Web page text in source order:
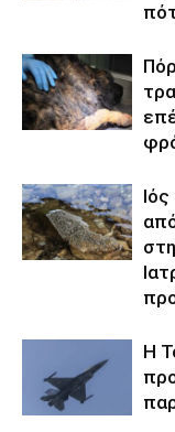
Η